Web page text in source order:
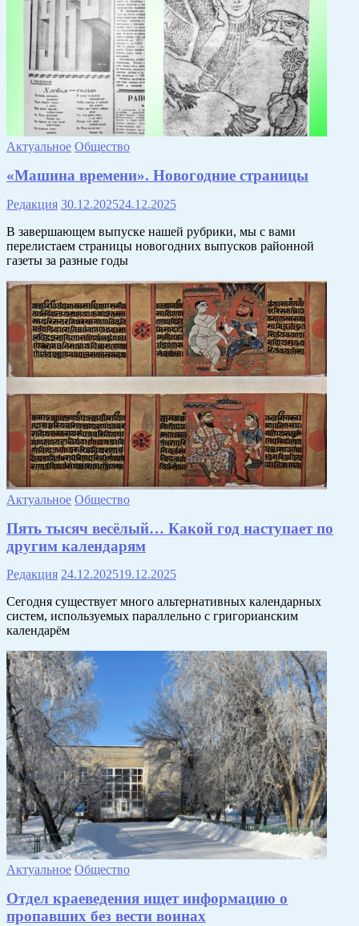
Актуальное Общество
«Машина времени». Новогодние страницы
Редакция 30.12.202524.12.2025
В завершающем выпуске нашей рубрики, мы с вами
перелистаем страницы новогодних выпусков районной
газеты за разные годы
Актуальное Общество
Пять тысяч весёлый… Какой год наступает по
другим календарям
Редакция 24.12.202519.12.2025
Сегодня существует много альтернативных календарных
систем, используемых параллельно с григорианским
календарём
Актуальное Общество
Отдел краеведения ищет информацию о
пропавших без вести воинах